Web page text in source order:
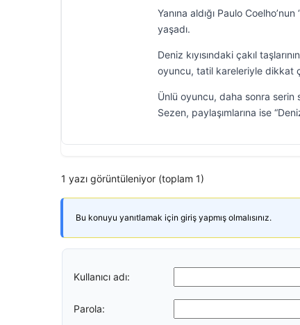
Yanına aldığı Paulo
yaşadı.
Deniz kıyısındaki çakıl
oyuncu, tatil kareleriyle dikkat
Ünlü oyuncu, daha sonra serin
Sezen, paylaşımlarına ise
1 yazı görüntüleniyor (toplam 1)
Bu konuyu yanıtlamak için giriş yapmış olmalısınız.
Kullanıcı adı:
Parola: